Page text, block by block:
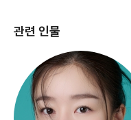
관련 인물